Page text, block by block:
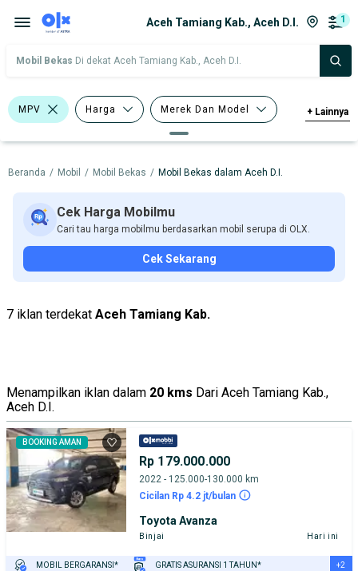
Aceh Tamiang Kab., Aceh D.I. 1
Mobil Bekas Di dekat Aceh Tamiang Kab., Aceh D.I.
MPV Harga Merek Dan Model
Tahun Tipe Bodi
Tipe Membership
+ Lainnya
Beranda / Mobil / Mobil Bekas / Mobil Bekas dalam Aceh D.I.
Cek Harga Mobilmu
Cari tau harga mobilmu berdasarkan mobil serupa di OLX.
Cek Sekarang
7 iklan terdekat Aceh Tamiang Kab.
Menampilkan iklan dalam 20 kms Dari Aceh Tamiang Kab.,
Aceh D.I.
BOOKING AMAN
Rp 179.000.000
2022 - 125.000-130.000 km
Cicilan Rp 4.2 jt/bulan
Toyota Avanza
Binjai Hari ini
MOBIL BERGARANSI* GRATIS ASURANSI 1 TAHUN* +2